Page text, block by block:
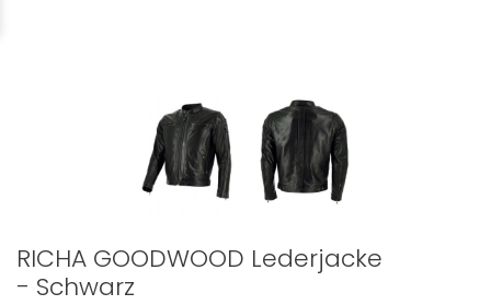
RICHA GOODWOOD Lederjacke
- Schwarz